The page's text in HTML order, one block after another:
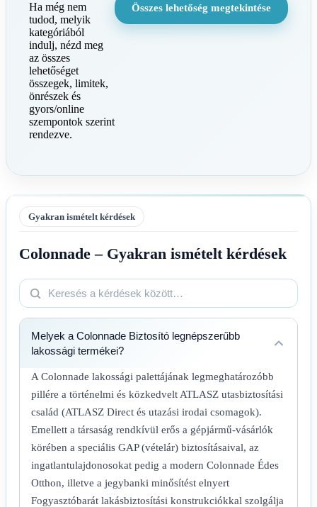
Ha még nem
tudod, melyik
kategóriából
indulj, nézd meg
az összes
lehetőséget
összegek, limitek,
önrészek és
gyors/online
szempontok szerint
rendezve.
Összes lehetőség megtekintése
Gyakran ismételt kérdések
Colonnade – Gyakran ismételt kérdések
Melyek a Colonnade Biztosító legnépszerűbb
lakossági termékei?
A Colonnade lakossági palettájának legmeghatározóbb
pillére a történelmi és közkedvelt ATLASZ utasbiztosítási
család (ATLASZ Direct és utazási irodai csomagok).
Emellett a társaság rendkívül erős a gépjármű-vásárlók
körében a speciális GAP (vételár) biztosításaival, az
ingatlantulajdonosokat pedig a modern Colonnade Édes
Otthon, illetve a jegybanki minősítést elnyert
Fogyasztóbarát lakásbiztosítási konstrukciókkal szolgálja